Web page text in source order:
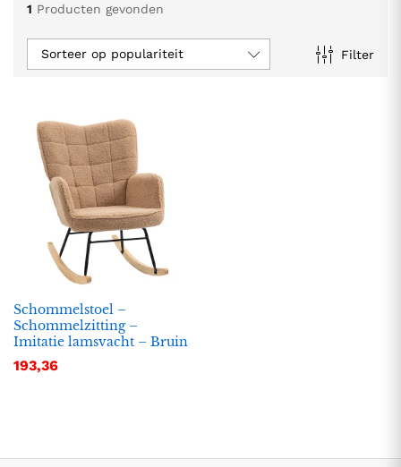
1 Producten gevonden
Filter
Sorteer op populariteit
Schommelstoel –
Schommelzitting –
Imitatie lamsvacht – Bruin
193,36